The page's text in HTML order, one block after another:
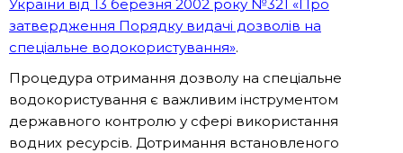
України від 13 березня 2002 року №321 «Про
затвердження Порядку видачі дозволів на
спеціальне водокористування».
Процедура отримання дозволу на спеціальне
водокористування є важливим інструментом
державного контролю у сфері використання
водних ресурсів. Дотримання встановленого